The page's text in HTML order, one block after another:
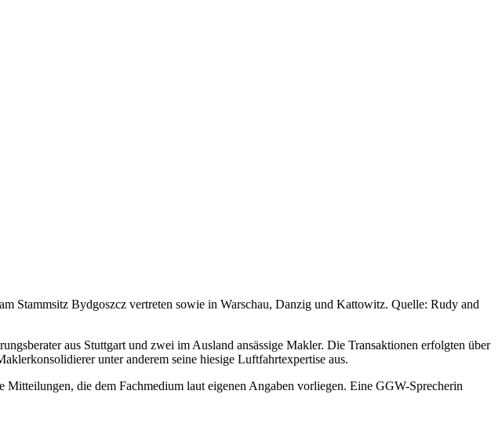
Stammsitz Bydgoszcz vertreten sowie in Warschau, Danzig und Kattowitz. Quelle: Rudy and
aus Stuttgart und zwei im Ausland ansässige Makler. Die Transaktionen erfolgten über
unter anderem seine hiesige Luftfahrtexpertise aus.
die dem Fachmedium laut eigenen Angaben vorliegen. Eine GGW-Sprecherin